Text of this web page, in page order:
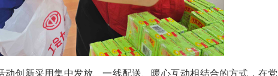
创新采用集中发放、一线配送、暖心互动相结合的方式， 在党